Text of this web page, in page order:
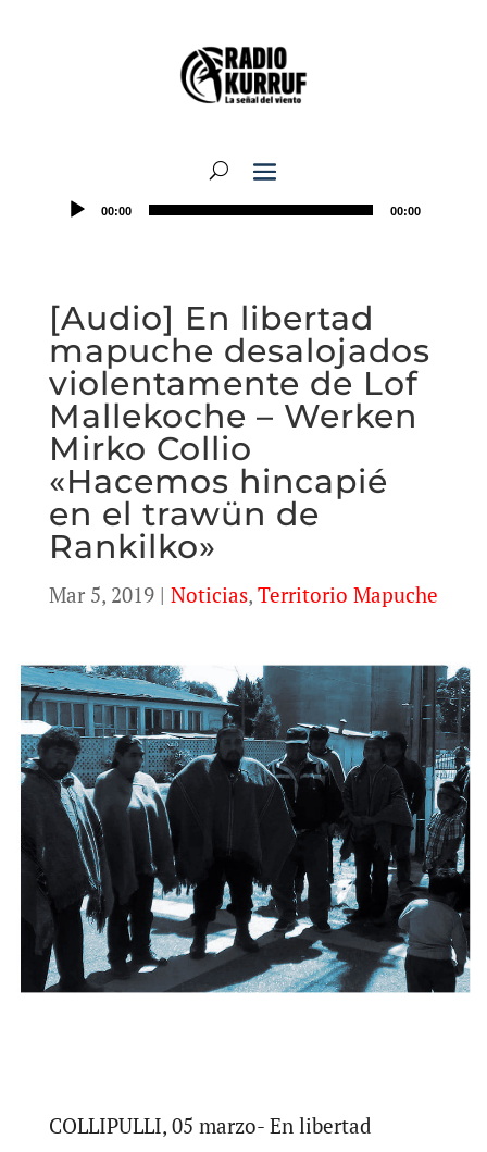
00:00 00:00
[Audio] En libertad
mapuche desalojados
violentamente de Lof
Mallekoche – Werken
Mirko Collio
«Hacemos hincapié
en el trawün de
Rankilko»
Mar 5, 2019| Noticias, Territorio Mapuche
COLLIPULLI, 05 marzo- En libertad